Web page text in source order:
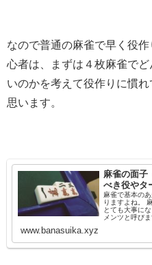
なので普通の麻雀で早く役
心者は、まずは４枚麻雀で
いのかを考えて役作りに慣
思います。
麻雀の面子
べき役やタ
麻雀で基本の
りますよね。
とても大事に
メンツと呼び
www.banasuika.xyz